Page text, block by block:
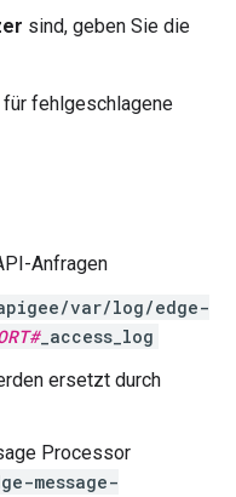
sind, geben Sie die
fehlgeschlagene
Anfragen
var/log/edge-
_access_log
ersetzt durch
Processor
message-